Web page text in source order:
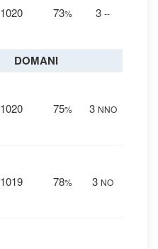
1020 73% 3 --
DOMANI
1020 75% 3 NNO
1019 78% 3 NO